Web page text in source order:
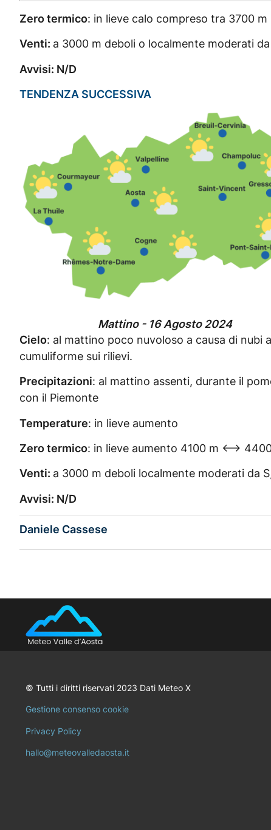
Zero termico: in lieve calo compreso tra 3700 m
Venti: a 3000 m deboli o localmente moderati da
Avvisi: N/D
TENDENZA SUCCESSIVA
Mattino - 16 Agosto 2024
Cielo: al mattino poco nuvoloso a causa di
cumuliforme sui rilievi.
Precipitazioni: al mattino assenti, durante il
con il Piemonte
Temperature: in lieve aumento
Zero termico: in lieve aumento 4100 m <–>
Venti: a 3000 m deboli localmente moderati da
Avvisi: N/D
Daniele Cassese
© Tutti i diritti riservati 2023 Dati Meteo X
Gestione consenso cookie
Privacy Policy
hallo@meteovalledaosta.it